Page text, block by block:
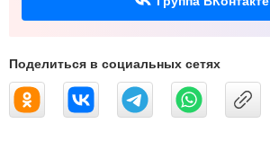
Поделиться в социальных сетях